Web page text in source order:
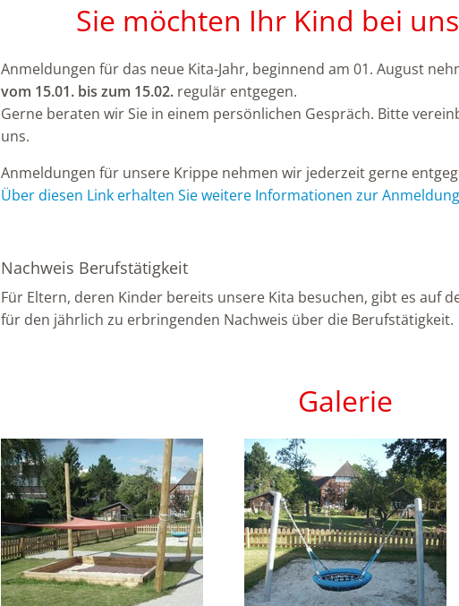
Sie möchten Ihr Kind bei
Anmeldungen für das neue Kita-Jahr, beginnend am 01. August
vom 15.01. bis zum 15.02. regulär entgegen.
Gerne beraten wir Sie in einem persönlichen Gespräch. Bitte
uns.
Anmeldungen für unsere Krippe nehmen wir jederzeit gerne
Über diesen Link erhalten Sie weitere Informationen zur
Nachweis Berufstätigkeit
Für Eltern, deren Kinder bereits unsere Kita besuchen, gibt es auf
für den jährlich zu erbringenden Nachweis über die Berufstätigkeit.
Galerie